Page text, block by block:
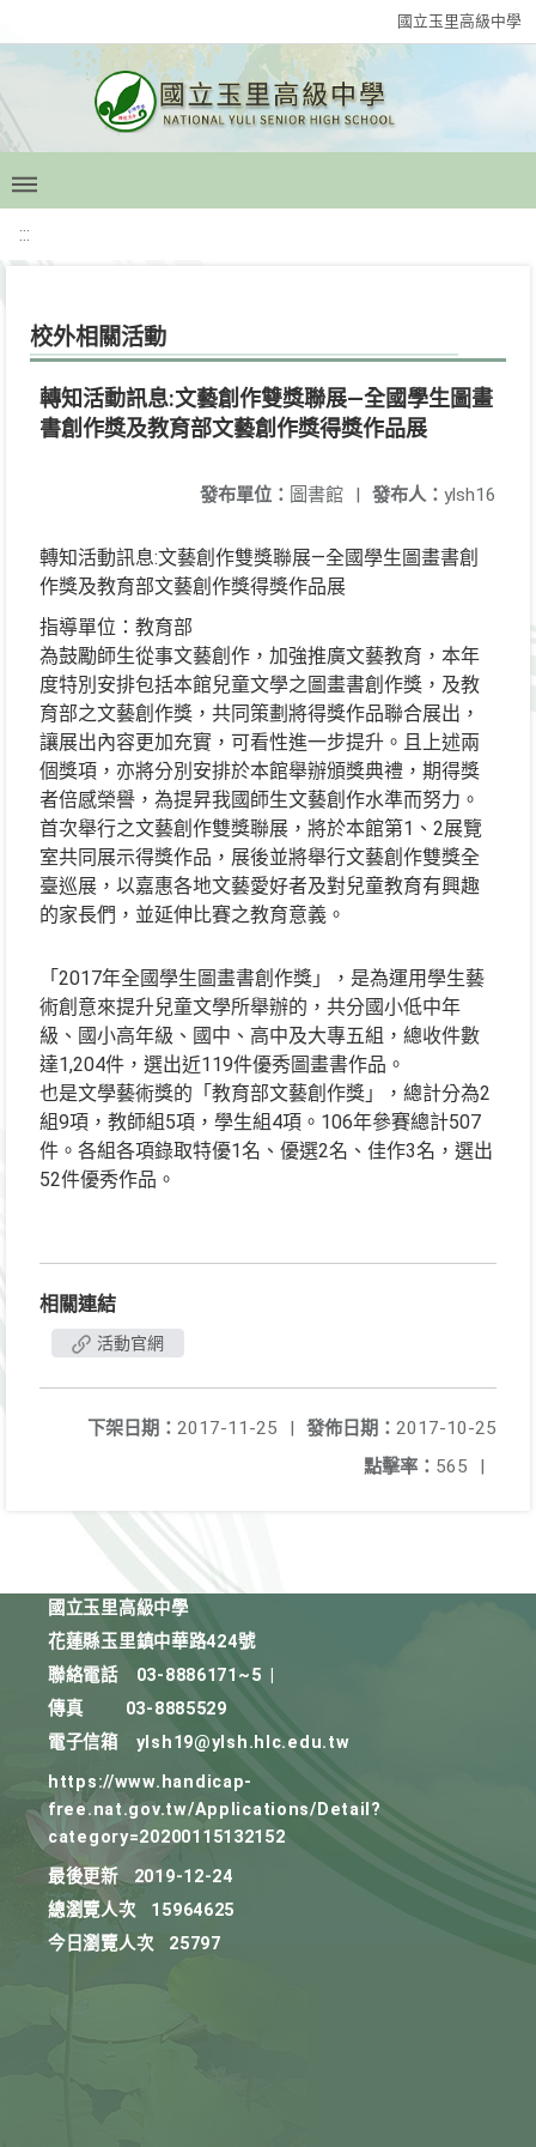
國立玉里高級中學
:::
校外相關活動
轉知活動訊息:文藝創作雙獎聯展—全國學生圖畫
書創作獎及教育部文藝創作獎得獎作品展
發布人： ylsh16
發布單位： 圖書館 |
轉知活動訊息:文藝創作雙獎聯展—全國學生圖畫書創
作獎及教育部文藝創作獎得獎作品展
指導單位：教育部
為鼓勵師生從事文藝創作，加強推廣文藝教育，本年
度特別安排包括本館兒童文學之圖畫書創作獎，及教
育部之文藝創作獎，共同策劃將得獎作品聯合展出，
讓展出內容更加充實，可看性進一步提升。且上述兩
個獎項，亦將分別安排於本館舉辦頒獎典禮，期得獎
者倍感榮譽，為提昇我國師生文藝創作水準而努力。
首次舉行之文藝創作雙獎聯展，將於本館第1、2展覽
室共同展示得獎作品，展後並將舉行文藝創作雙獎全
臺巡展，以嘉惠各地文藝愛好者及對兒童教育有興趣
的家長們，並延伸比賽之教育意義。
「2017年全國學生圖畫書創作獎」，是為運用學生藝
術創意來提升兒童文學所舉辦的，共分國小低中年
級、國小高年級、國中、高中及大專五組，總收件數
達1,204件，選出近119件優秀圖畫書作品。
也是文學藝術獎的「教育部文藝創作獎」，總計分為2
組9項，教師組5項，學生組4項。106年參賽總計507
件。各組各項錄取特優1名、優選2名、佳作3名，選出
52件優秀作品。
相關連結
活動官網
發佈日期： 2017-10-25
下架日期： 2017-11-25
|
點擊率： 565 |
國立玉里高級中學
花蓮縣玉里鎮中華路424號
聯絡電話
03-8886171~5
傳真
03-8885529
電子信箱
ylsh19@ylsh.hlc.edu.tw
https://www.handicap-
free.nat.gov.tw/Applications/Detail?
category=20200115132152
最後更新
2019-12-24
總瀏覽人次
15964625
今日瀏覽人次
25797